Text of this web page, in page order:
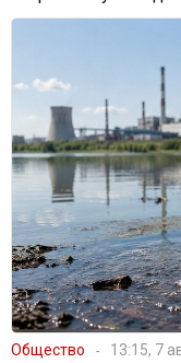
Общество 13:15, 7